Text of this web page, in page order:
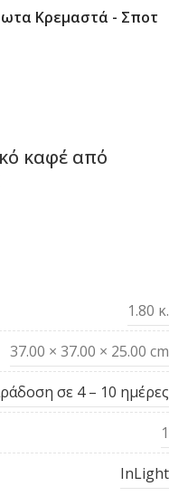
Κρεμαστά - Σποτ
καφέ από
1.80 κ.
37.00 × 37.00 × 25.00 cm
σε 4 – 10 ημέρες
1
InLight